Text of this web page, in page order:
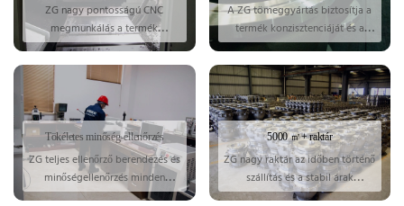
ZG nagy pontosságú CNC
megmunkálás a termék
pontosságának biztosítása
érdekében.
A ZG tömeggyártás biztosítja a
termék konzisztenciáját és a
gyors szállítást.
Tökéletes minőség-ellenőrzés
ZG teljes ellenőrző berendezés és
minőségellenőrzés minden
szelephez.
5000 ㎡+ raktár
ZG nagy raktár az időben történő
szállítás és a stabil árak
biztosítása érdekében.